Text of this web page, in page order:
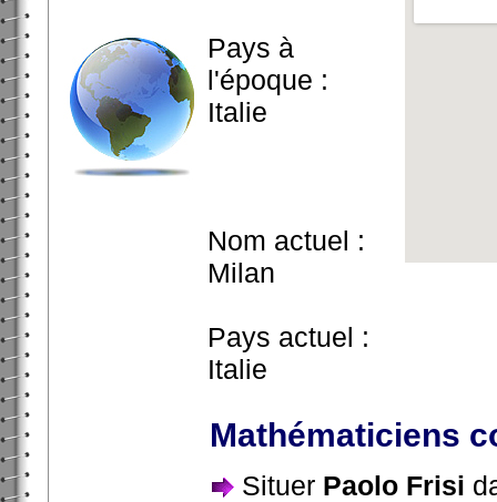
Pays à
l'époque :
Italie
Nom actuel :
Milan
Pays actuel :
Italie
Mathématiciens
Situer Paolo Frisi